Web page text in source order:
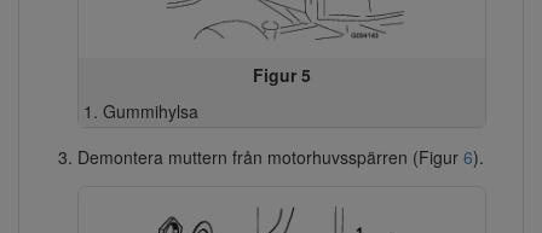
Figur 5
Gummihylsa
Demontera muttern från motorhuvsspärren (Figur 6).